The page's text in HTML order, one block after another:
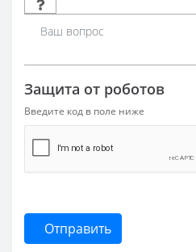
Защита от роботов
Введите код в поле ниже
Отправить